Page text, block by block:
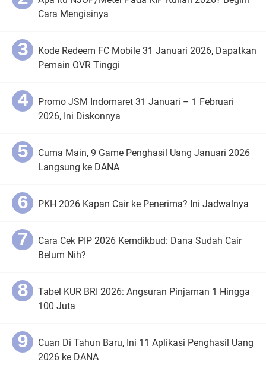
Cara Mengisinya
Kode Redeem FC Mobile 31 Januari 2026, Dapatkan
Pemain OVR Tinggi
Promo JSM Indomaret 31 Januari – 1 Februari
2026, Ini Diskonnya
Cuma Main, 9 Game Penghasil Uang Januari 2026
Langsung ke DANA
PKH 2026 Kapan Cair ke Penerima? Ini Jadwalnya
Cara Cek PIP 2026 Kemdikbud: Dana Sudah Cair
Belum Nih?
Tabel KUR BRI 2026: Angsuran Pinjaman 1 Hingga
100 Juta
Cuan Di Tahun Baru, Ini 11 Aplikasi Penghasil Uang
2026 ke DANA